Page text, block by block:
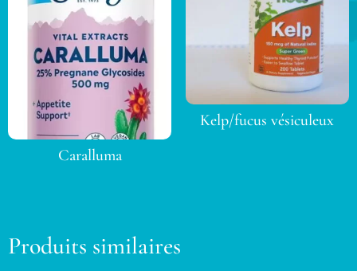
Caralluma
Kelp/fucus vésiculeux
Produits similaires